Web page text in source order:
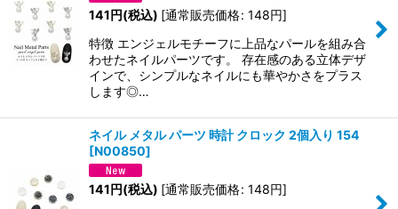
141円(税込) [通常販売価格: 148円]
特徴 エンジェルモチーフに上品なパールを組み合
わせたネイルパーツです。 存在感のある立体デザ
インで、シンプルなネイルにも華やかさをプラス
します◎…
ネイル メタル パーツ 時計 クロック 2個入り 154
[N00850]
141円(税込) [通常販売価格: 148円]